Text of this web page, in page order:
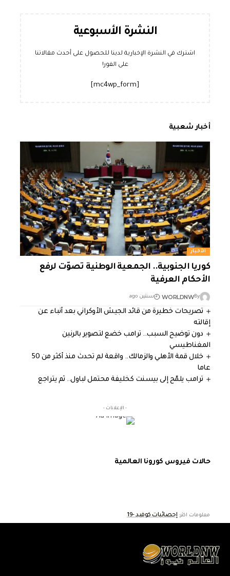
النشرة الأسبوعية
اشترك في النشرة الإخبارية لدينا للحصول على أحدث مقالاتنا
على الفور!
[mc4wp_form]
أخبار شعبية
الأخبار
كوريا الجنوبية.. الجمعية الوطنية تصوّت لرفع
الأحكام العرفية
By
WORLDNW سنتين ago
تصريحات خطيرة من قائد الجيش الأوكراني بعد أنباء عن
إقالته
دون توضيح السبب.. ترامب خضع لتصوير بالرنين
المغناطيسي
خلال قمة الأهلي والزمالك.. واقعة لم تحدث منذ أكثر من 50
عاما
ترامب يلمّح إلى بيسنت كخليفة محتمل لباول.. ثم يتراجع
- الإعلانات -
حالات فيروس كورونا العالمية
معلومات اكثر:إحصائيات كوفيد -19